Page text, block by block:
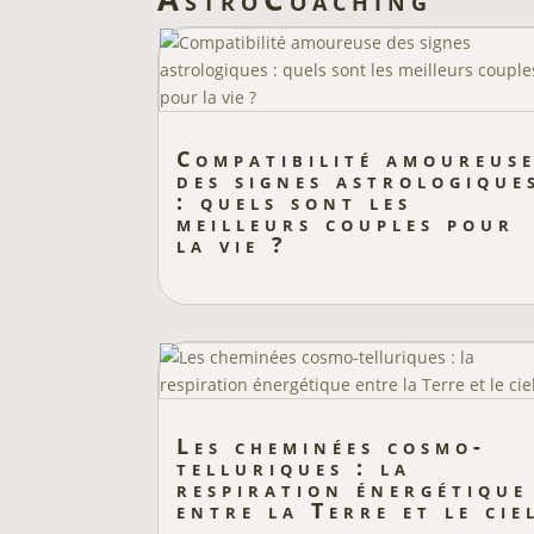
Compatibilité amoureuse
des signes astrologiques
: quels sont les
meilleurs couples pour
la vie ?
Les cheminées cosmo-
telluriques : la
respiration énergétique
entre la Terre et le ciel